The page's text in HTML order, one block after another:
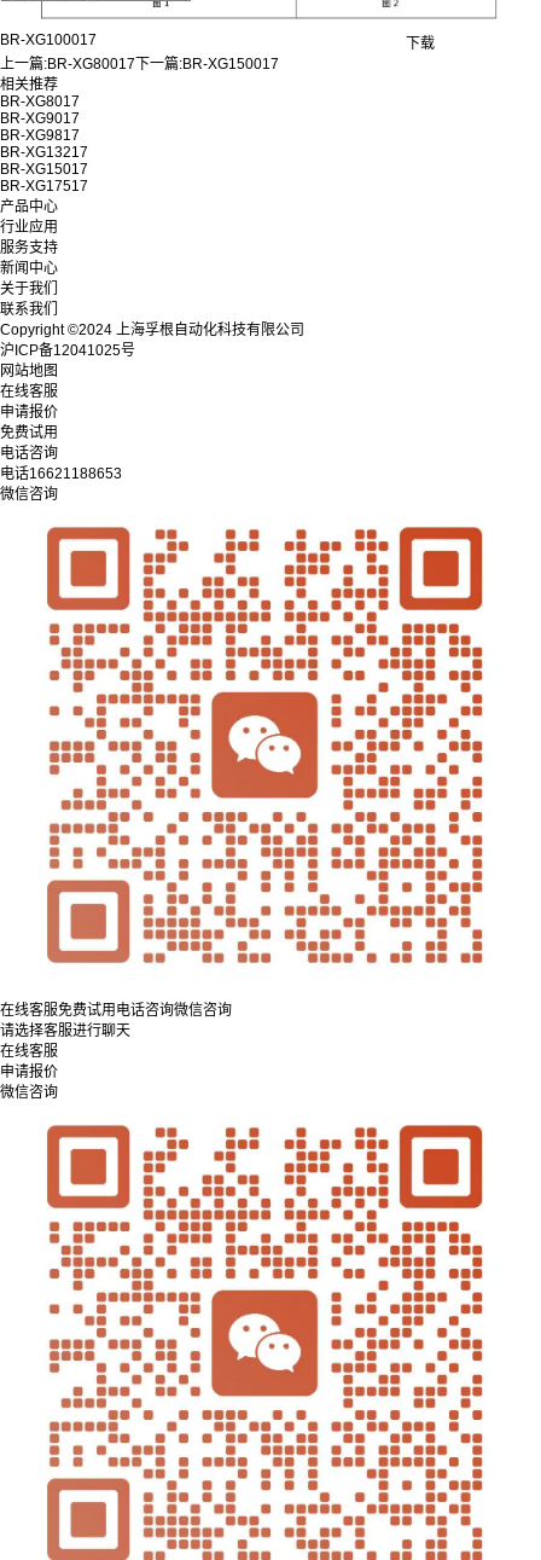
BR-XG100017
下载
上一篇:BR-XG80017 下一篇:BR-XG150017
相关推荐
BR-XG8017
BR-XG9017
BR-XG9817
BR-XG13217
BR-XG15017
BR-XG17517
产品中心
行业应用
服务支持
新闻中心
关于我们
联系我们
Copyright ©2024 上海孚根自动化科技有限公司
沪ICP备12041025号
网站地图
在线客服
申请报价
免费试用
电话咨询
电话16621188653
微信咨询
在线客服免费试用 电话咨询微信咨询
请选择客服进行聊天
在线客服
申请报价
微信咨询